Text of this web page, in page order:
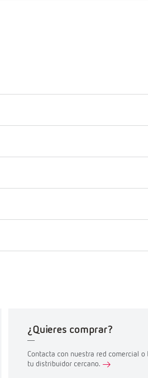
¿Quieres comprar?
Contacta con nuestra red comercial o
tu distribuidor cercano.